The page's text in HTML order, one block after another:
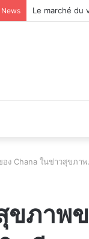
Le marché du
ง Chana ในข่าวสุขภา
ขภาพ